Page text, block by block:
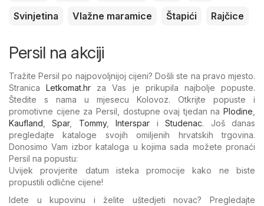
Svinjetina
Vlažne maramice Štapići Rajčice
Persil na akciji
Tražite Persil po najpovoljnijoj cijeni? Došli ste na pravo mjesto.
StranicaLetkomat.hr za Vas je prikupila najbolje popuste.
Štedite s nama u mjesecu Kolovoz. Otkrijte popuste i
promotivne cijene za Persil, dostupne ovaj tjedan na Plodine
Kaufland ,Spar, Tommy,Interspar iStudenac. Još danas
pregledajte kataloge svojih omiljenih hrvatskih trgovina.
Donosimo Vam izbor kataloga u kojima sada možete pronaći
Persil na popustu:
Uvijek provjerite datum isteka promocije kako ne biste
propustili odlične cijene!
Idete u kupovinu i želite uštedjeti novac? Pregledajte